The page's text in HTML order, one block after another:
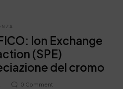
Ion Exchange
(SPE)
del cromo
0 Comment